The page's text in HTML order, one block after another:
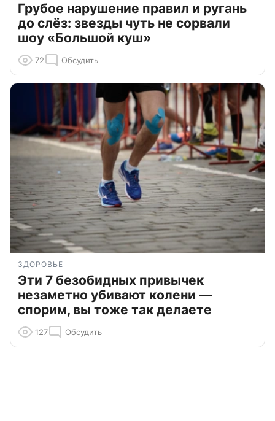
Грубое нарушение правил и ругань
до слёз: звезды чуть не сорвали
шоу «Большой куш»
72 Обсудить
ЗДОРОВЬЕ
Эти 7 безобидных привычек
незаметно убивают колени —
спорим, вы тоже так делаете
127 Обсудить